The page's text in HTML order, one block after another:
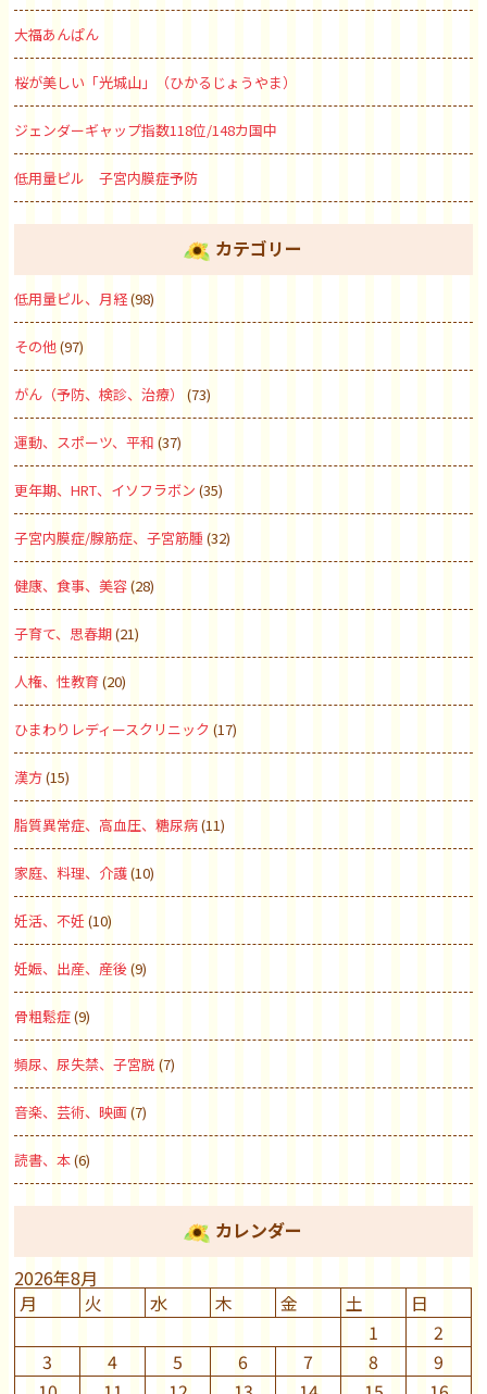
大福あんぱん
桜が美しい「光城山」（ひかるじょうやま）
ジェンダーギャップ指数118位/148カ国中
低用量ピル 子宮内膜症予防
カテゴリー
低用量ピル、月経(98)
その他(97)
がん（予防、検診、治療） (73)
運動、スポーツ、平和 (37)
更年期、HRT、イソフラボン (35)
子宮内膜症/腺筋症、子宮筋腫 (32)
健康、食事、美容(28)
子育て、思春期(21)
人権、性教育(20)
ひまわりレディースクリニック (17)
漢方(15)
脂質異常症、高血圧、糖尿病(11)
家庭、料理、介護(10)
妊活、不妊(10)
妊娠、出産、産後(9)
骨粗鬆症(9)
頻尿、尿失禁、子宮脱 (7)
音楽、芸術、映画(7)
読書、本(6)
カレンダー
2026年8月
月
火 水 木 金 土
日
1
2
3
4 5 6 7 8
9